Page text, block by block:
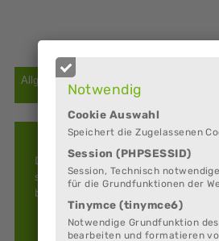
Notwendig
Cookie Auswahl
Speichert die Zugelassenen
Session (PHPSESSID)
Session, Technisch
für die Grundfunktionen der
Tinymce (tinymce6)
Notwendige Grundfunktion
bearbeiten und formatieren
Der Shanty-Chor Hemmoor wurde
sangesfreudigen Männern
bitte direkt an Reinhard Hamm,